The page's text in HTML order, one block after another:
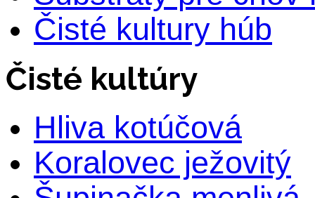
Čisté kultury húb
Čisté kultúry
Hliva kotúčová
Koralovec ježovitý